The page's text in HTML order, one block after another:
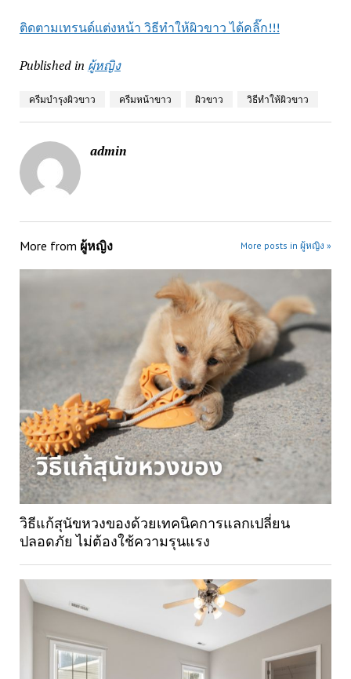
ติดตามเทรนด์แต่งหน้า วิธีทำให้ผิวขาว ได้คลิ๊ก!!!
Published in ผู้หญิง
ครีมบำรุงผิวขาว ครีมหน้าขาว ผิวขาว วิธีทำให้ผิวขาว
admin
More from ผู้หญิง More posts in ผู้หญิง »
วิธีแก้สุนัขหวงของด้วยเทคนิคการแลกเปลี่ยน
ปลอดภัย ไม่ต้องใช้ความรุนแรง